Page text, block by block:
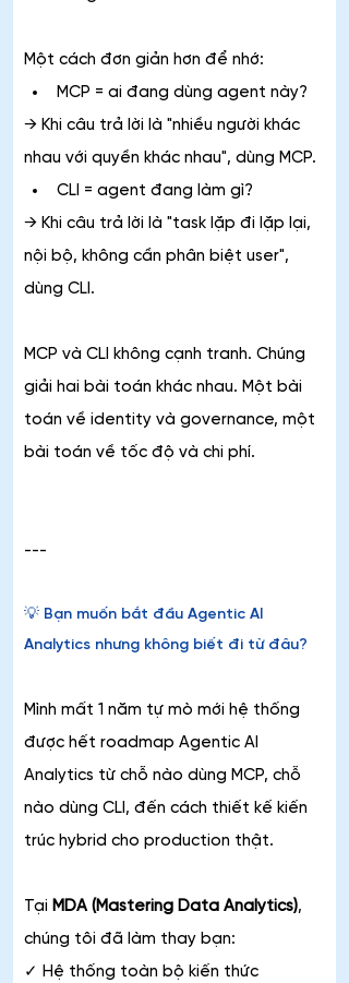
Một cách đơn giản hơn để nhớ:
MCP = ai đang dùng agent này?
→ Khi câu trả lời là "nhiều người khác
nhau với quyền khác nhau", dùng MCP.
CLI = agent đang làm gì?
→ Khi câu trả lời là "task lặp đi lặp lại,
nội bộ, không cần phân biệt user",
dùng CLI.
MCP và CLI không cạnh tranh. Chúng
giải hai bài toán khác nhau. Một bài
toán về identity và governance, một
bài toán về tốc độ và chi phí.
---
💡 Bạn muốn bắt đầu Agentic AI
Analytics nhưng không biết đi từ đâu?
Mình mất 1 năm tự mò mới hệ thống
được hết roadmap Agentic AI
Analytics từ chỗ nào dùng MCP, chỗ
nào dùng CLI, đến cách thiết kế kiến
trúc hybrid cho production thật.
Tại MDA (Mastering Data Analytics),
chúng tôi đã làm thay bạn:
✓ Hệ thống toàn bộ kiến thức